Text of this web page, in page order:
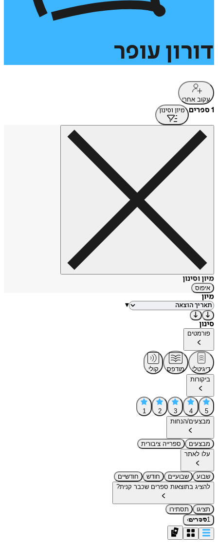
דורון עופר
עקוב אחרי
1 ספרים מיון וסינון
מיון וסינון
איפוס
מיון
▾
סינון
פורמטים
דיגיטלי מודפס
קולי
ביקורות
5
4
3
2
1
מבצעים/הנחות
מבצעים
ספרייה ציבורית
עלו לאתר
שבוע שבועיים חודש
חודשיים
להציג בתוצאות ספרים שכבר קנית?
תציגו
תסתירו
1ספרים›